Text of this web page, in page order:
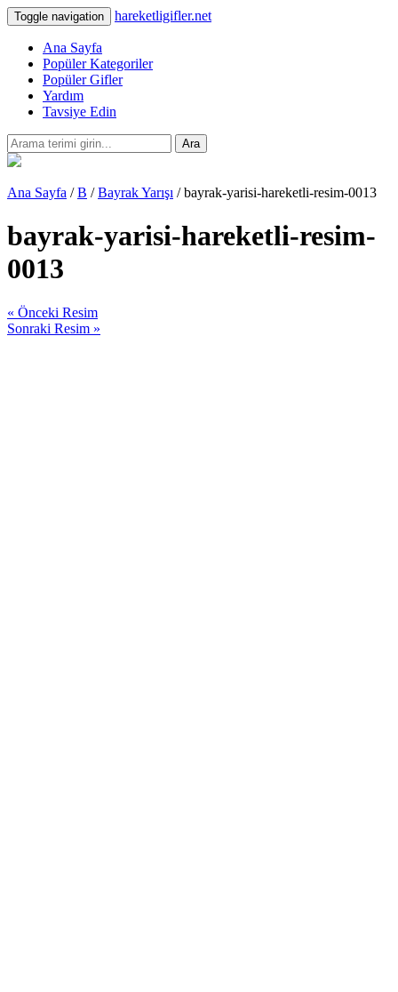
Toggle navigation hareketligifler.net
Ana Sayfa
Popüler Kategoriler
Popüler Gifler
Yardım
Tavsiye Edin
Ara
Ana Sayfa /B /Bayrak Yarışı / bayrak-yarisi-hareketli-resim-0013
bayrak-yarisi-hareketli-resim-
0013
« Önceki Resim
Sonraki Resim »